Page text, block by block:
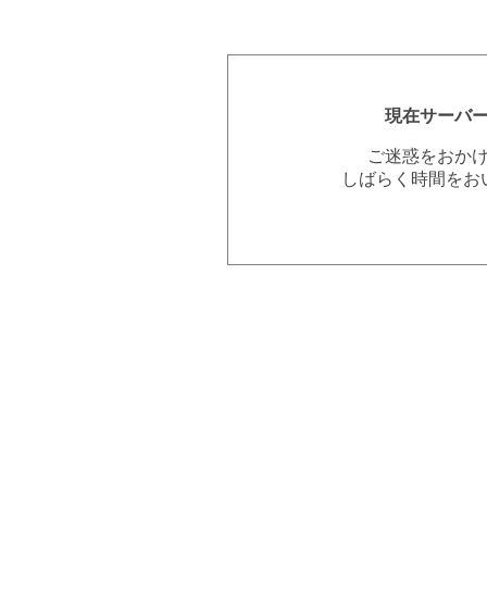
現在サーバ
ご迷惑をおか
しばらく時間を